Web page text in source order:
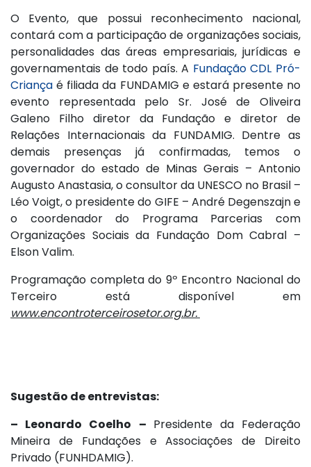
O Evento, que possui reconhecimento nacional,
contará com a participação de organizações sociais,
personalidades das áreas empresariais, jurídicas e
governamentais de todo país. A Fundação CDL Pró-
Criança é filiada da FUNDAMIG e estará presente no
evento representada pelo Sr. José de Oliveira
Galeno Filho diretor da Fundação e diretor de
Relações Internacionais da FUNDAMIG. Dentre as
demais presenças já confirmadas, temos o
governador do estado de Minas Gerais – Antonio
Augusto Anastasia, o consultor da UNESCO no Brasil –
Léo Voigt, o presidente do GIFE – André Degenszajn e
o coordenador do Programa Parcerias com
Organizações Sociais da Fundação Dom Cabral –
Elson Valim.
Programação completa do 9º Encontro Nacional do
Terceiro está disponível em
www.encontroterceirosetor.org.br.
Sugestão de entrevistas:
– Leonardo Coelho – Presidente da Federação
Mineira de Fundações e Associações de Direito
Privado (FUNHDAMIG).